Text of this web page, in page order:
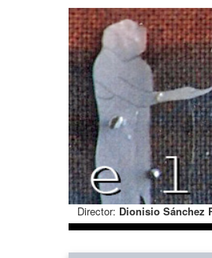
Director: Dionisio Sánchez